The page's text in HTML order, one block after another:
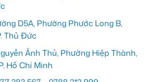
D5A, Phường Phước Long B,
Thủ Đức
Ảnh Thủ, Phường Hiệp Thành,
Hồ Chí Minh